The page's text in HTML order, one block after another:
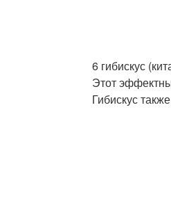
6 гибискус
Этот
Гибискус